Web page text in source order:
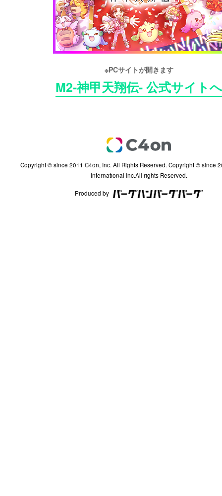
※PCサイトが開きます
M2-神甲天翔伝- 公式サイトへ
Copyright © since 2011 C4on, Inc. All Rights Reserved. Copyright © since 2002 InterServ
International Inc.All rights Reserved.
Produced by